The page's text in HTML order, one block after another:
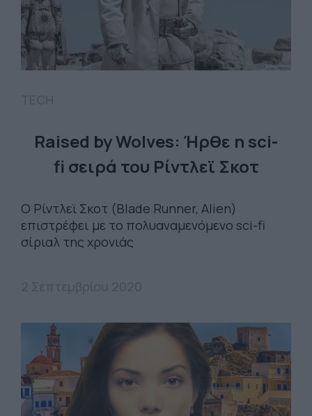
Raised by Wolves: Ήρθε η sci-
fi σειρά του Ρίντλεϊ Σκοτ
Ο Ρίντλεϊ Σκοτ (Blade Runner, Alien)
επιστρέφει με το πολυαναμενόμενο sci-fi
σίριαλ της χρονιάς